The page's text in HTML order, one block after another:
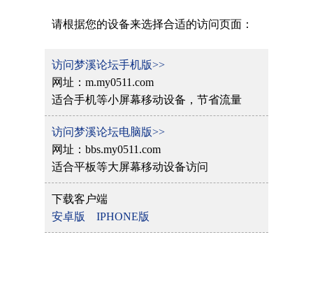
请根据您的设备来选择合适的访问页面：
访问梦溪论坛手机版>>
网址：m.my0511.com
适合手机等小屏幕移动设备，节省流量
访问梦溪论坛电脑版>>
网址：bbs.my0511.com
适合平板等大屏幕移动设备访问
下载客户端
安卓版
IPHONE版